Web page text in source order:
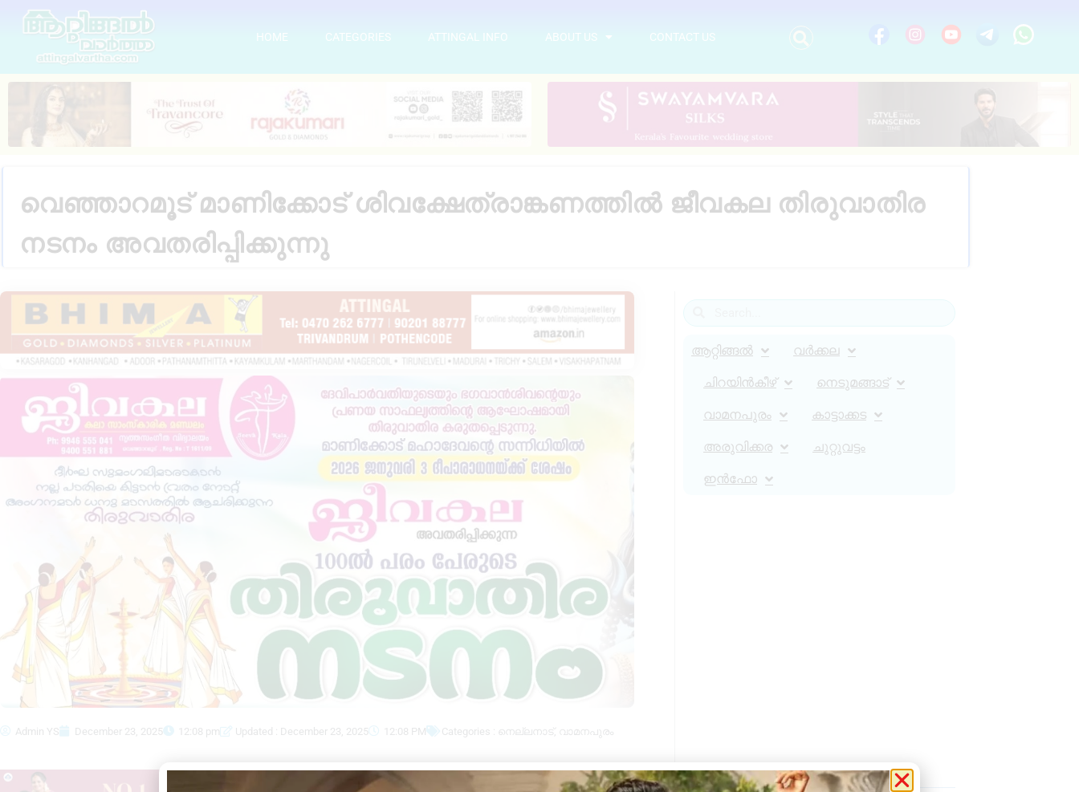
HOME CATEGORIES ATTINGAL INFO ABOUT US CONTACT US
വെഞ്ഞാറമൂട് മാണിക്കോട് ശിവക്ഷേത്രാങ്കണത്തിൽ ജീവകല തിരുവാതിര
നടനം അവതരിപ്പിക്കുന്നു
Admin YS December 23, 2025 12:08 pm Updated : December 23, 2025 12:08 PM Categories : നെല്ലനാട് വാമനപുരം
ആറ്റിങ്ങൽ വർക്കല
ചിറയിൻകീഴ് നെടുമങ്ങാട്
വാമനപുരം കാട്ടാക്കട
അരുവിക്കര ചുറ്റുവട്ടം
ഇൻഫോ
Kerala News